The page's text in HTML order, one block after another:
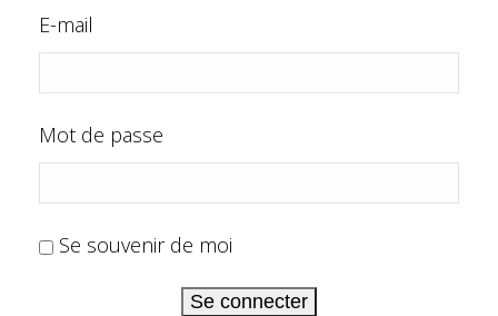
E-mail
Mot de passe
Se souvenir de moi
Se connecter